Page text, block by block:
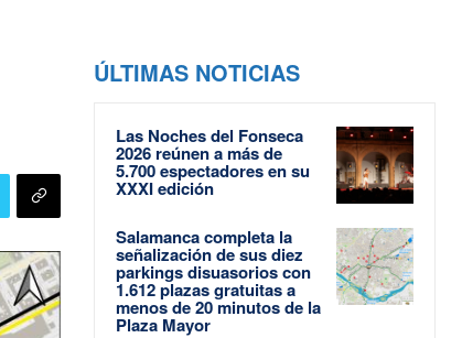
ÚLTIMAS NOTICIAS
Las Noches del Fonseca
2026 reúnen a más de
5.700 espectadores en su
XXXI edición
Salamanca completa la
señalización de sus diez
parkings disuasorios con
1.612 plazas gratuitas a
menos de 20 minutos de la
Plaza Mayor